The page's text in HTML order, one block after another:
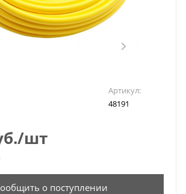
Артикул:
48191
/шт
о поступлении